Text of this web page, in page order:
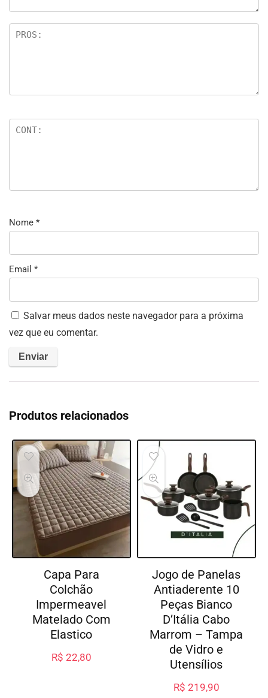
Nome *
Email *
Salvar meus dados neste navegador para a próxima
vez que eu comentar.
Produtos relacionados
Capa Para
Colchão
Impermeavel
Matelado Com
Elastico
R$ 22,80
Jogo de Panelas
Antiaderente 10
Peças Bianco
D’Itália Cabo
Marrom – Tampa
de Vidro e
Utensílios
R$ 219,90